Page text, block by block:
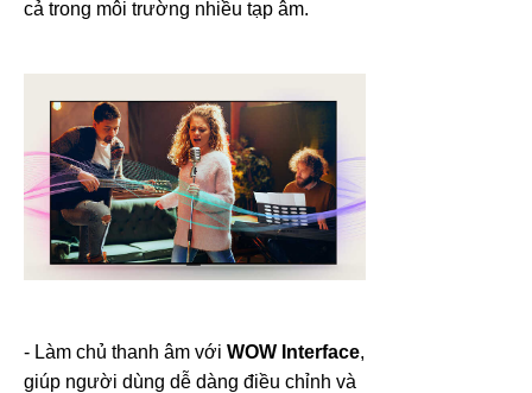
cả trong môi trường nhiều tạp âm.
- Làm chủ thanh âm với WOW Interface,
giúp người dùng dễ dàng điều chỉnh và